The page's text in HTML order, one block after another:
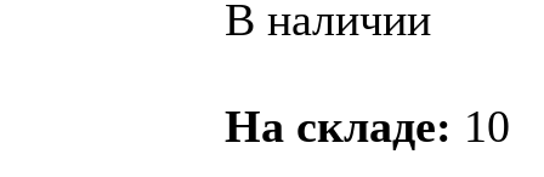
В наличии
На складе: 10